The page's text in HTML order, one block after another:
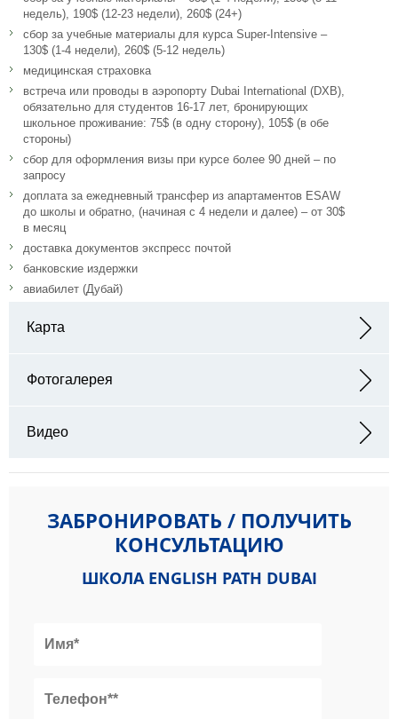
недель), 190$ (12-23 недели), 260$ (24+)
сбор за учебные материалы для курса Super-Intensive –
130$ (1-4 недели), 260$ (5-12 недель)
медицинская страховка
встреча или проводы в аэропорту Dubai International (DXB),
обязательно для студентов 16-17 лет, бронирующих
школьное проживание: 75$ (в одну сторону), 105$ (в обе
стороны)
сбор для оформления визы при курсе более 90 дней – по
запросу
доплата за ежедневный трансфер из апартаментов ESAW
до школы и обратно, (начиная с 4 недели и далее) – от 30$
в месяц
доставка документов экспресс почтой
банковские издержки
авиабилет (Дубай)
Карта
Dubai, UAE
Фотогалерея
Видео
ЗАБРОНИРОВАТЬ / ПОЛУЧИТЬ
КОНСУЛЬТАЦИЮ
ШКОЛА ENGLISH PATH DUBAI